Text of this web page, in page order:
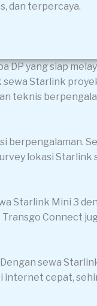
dan terpercaya.
DP yang siap
Starlink
teknis
berpengalaman.
lokasi Starlink
Starlink Mini 3
Connect
sewa
cepat,